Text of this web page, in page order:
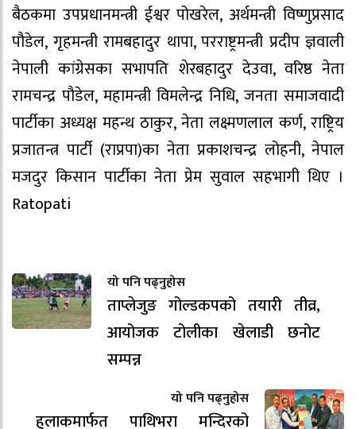
बैठकमा उपप्रधानमन्त्री ईश्वर पोखरेल, अर्थमन्त्री विष्णुप्रसाद
पौडेल, गृहमन्त्री रामबहादुर थापा, परराष्ट्रमन्त्री प्रदीप ज्ञवाली
नेपाली कांग्रेसका सभापति शेरबहादुर देउवा, वरिष्ठ नेता
रामचन्द्र पौडेल, महामन्त्री विमलेन्द्र निधि, जनता समाजवादी
पार्टीका अध्यक्ष महन्थ ठाकुर, नेता लक्ष्मणलाल कर्ण, राष्ट्रिय
प्रजातन्त्र पार्टी (राप्रपा)का नेता प्रकाशचन्द्र लोहनी, नेपाल
मजदुर किसान पार्टीका नेता प्रेम सुवाल सहभागी थिए ।
Ratopati
यो पनि पढ्नुहोस
ताप्लेजुङ गोल्डकपको तयारी तीव्र,
आयोजक टोलीका खेलाडी छनोट
सम्पन्न
यो पनि पढ्नुहोस
हुलाकमार्फत पाथिभरा मन्दिरको